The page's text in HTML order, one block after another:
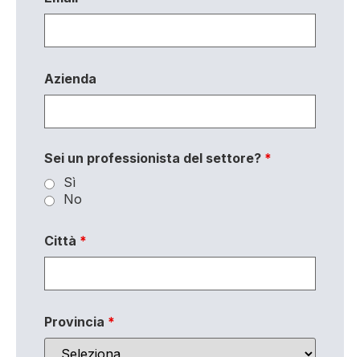
Azienda
Sei un professionista del settore? *
Sì
No
Città *
Provincia *